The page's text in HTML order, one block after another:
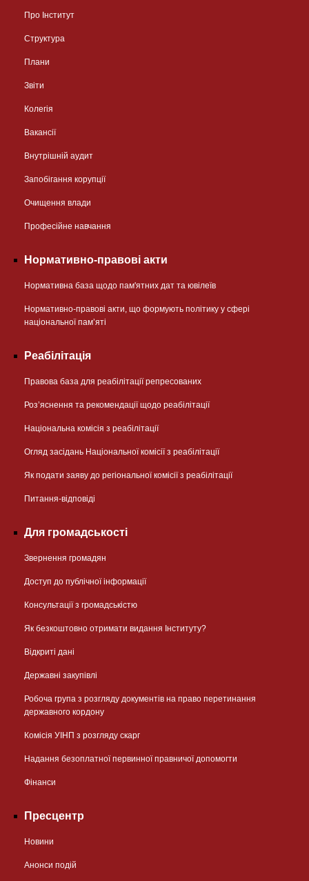
Про Інститут
Структура
Плани
Звіти
Колегія
Вакансії
Внутрішній аудит
Запобігання корупції
Очищення влади
Професійне навчання
Нормативно-правові акти
Нормативна база щодо пам'ятних дат та ювілеїв
Нормативно-правові акти, що формують політику у сфері
національної памʼяті
Реабілітація
Правова база для реабілітації репресованих
Розʼяснення та рекомендації щодо реабілітації
Національна комісія з реабілітації
Огляд засідань Національної комісії з реабілітації
Як подати заяву до регіональної комісії з реабілітації
Питання-відповіді
Для громадськості
Звернення громадян
Доступ до публічної інформації
Консультації з громадськістю
Як безкоштовно отримати видання Інституту?
Відкриті дані
Державні закупівлі
Робоча група з розгляду документів на право перетинання
державного кордону
Комісія УІНП з розгляду скарг
Надання безоплатної первинної правничої допомогти
Фінанси
Пресцентр
Новини
Анонси подій